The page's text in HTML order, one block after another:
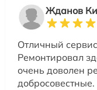
Жданов
Отличный
Ремонтировал
очень доволен